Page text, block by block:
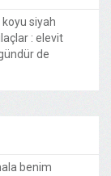
koyu siyah
: elevit
de
benim